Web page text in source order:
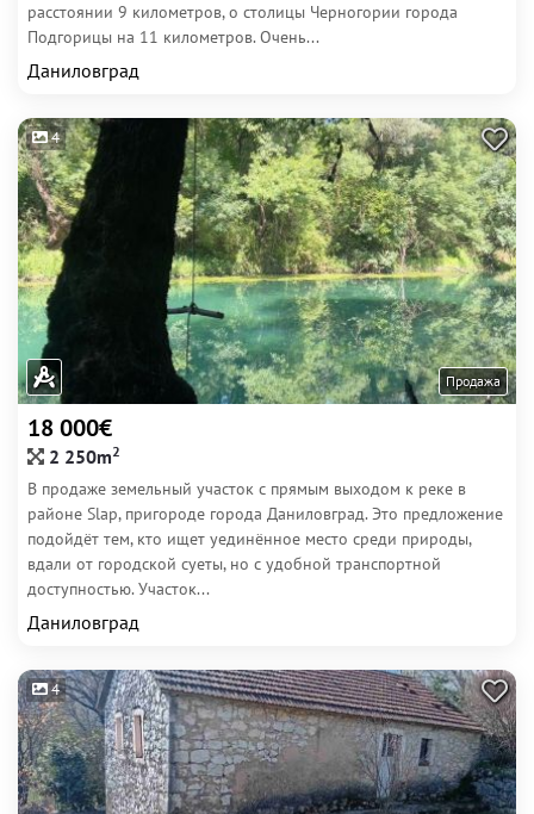
расстоянии 9 километров, о столицы Черногории города
Подгорицы на 11 километров. Очень...
Даниловград
4
Продажа
18 000€
2 250m2
В продаже земельный участок с прямым выходом к реке в
районе Slap, пригороде города Даниловград. Это предложение
подойдёт тем, кто ищет уединённое место среди природы,
вдали от городской суеты, но с удобной транспортной
доступностью. Участок...
Даниловград
4